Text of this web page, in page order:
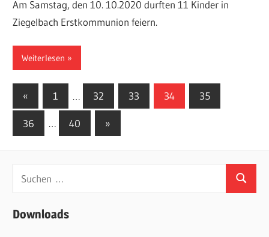
Am Samstag, den 10. 10.2020 durften 11 Kinder in
Ziegelbach Erstkommunion feiern.
Weiterlesen
Seitennummerierung
der
Beiträge
« Vorherige
Beiträge
1 … 32 33 34 35
36 … 40
Nächste
Beiträge
»
Suchen
Downloads